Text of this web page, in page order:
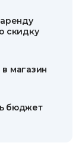
скидку
​​магазин
бюджет